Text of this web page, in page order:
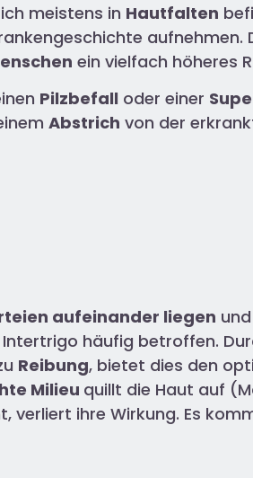
meistens in Hautfalten
ein vielfach höheres
Pilzbefall oder einer
Abstrich von der
aufeinander liegen
häufig betroffen.
Reibung, bietet dies den
Milieu quillt die Haut auf
ihre Wirkung. Es